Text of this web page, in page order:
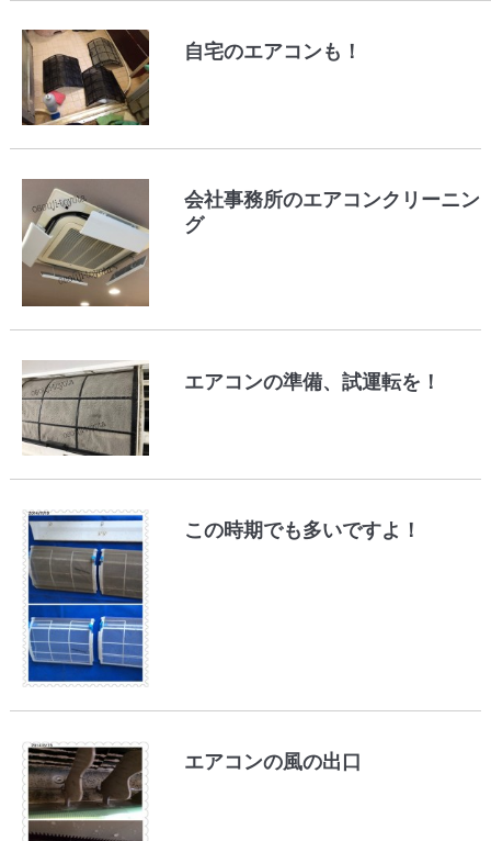
自宅のエアコンも！
会社事務所のエアコンクリーニン
グ
エアコンの準備、試運転を！
この時期でも多いですよ！
エアコンの風の出口